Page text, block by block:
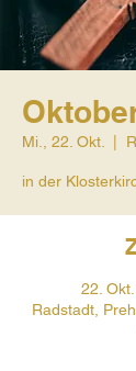
Mi., 22. Okt.
in der
22.
Radstadt,